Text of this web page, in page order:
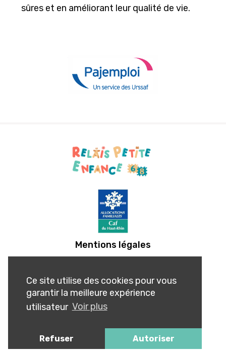
Ce site utilise des cookies pour vous
garantir la meilleure expérience
utilisateur Voir plus
Refuser Autoriser
sûres et en améliorant leur qualité de vie.
Mentions légales